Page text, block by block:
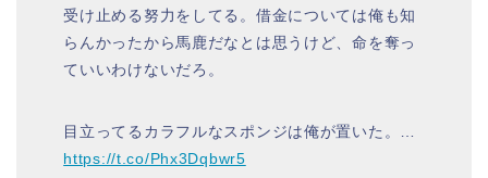
受け止める努力をしてる。借金については俺も知
らんかったから馬鹿だなとは思うけど、命を奪っ
ていいわけないだろ。
目立ってるカラフルなスポンジは俺が置いた。…
https://t.co/Phx3Dqbwr5